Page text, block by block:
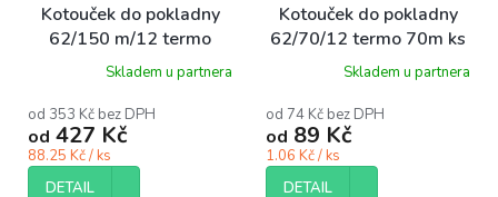
Kotouček do pokladny
62/150 m/12 termo
150m bal/4 ks
Skladem u partnera
od 353 Kč bez DPH
od 427 Kč
88.25 Kč / ks
DETAIL
Kotouček do pokladny
62/70/12 termo 70m ks
Skladem u partnera
od 74 Kč bez DPH
od 89 Kč
1.06 Kč / ks
DETAIL